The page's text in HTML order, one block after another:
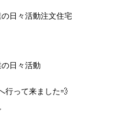
日々活動注文住宅
日々活動
行って来ました💨